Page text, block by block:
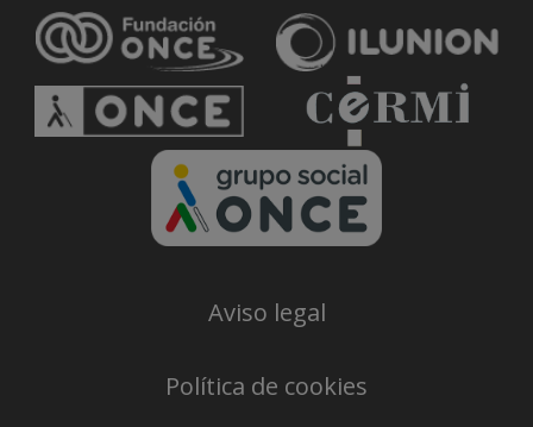
Aviso legal
Política de cookies